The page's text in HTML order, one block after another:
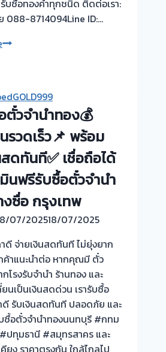
บซื้อทองคำทุกชนิด ติดต่อเรา:
088-8714094Line ID:…
ยินดี
ซื้อ
ตั๋ว
จำนำ
รับ
ซื้อ
ทอง
นอก
สถาน
ที่
วัน
นี้
ให้
บริการ
ลูกค้า
บางกรวย-
มหา
ตั๋วจำนำทอง💰
วดเร็ว📌 พร้อม
ดทันที✅ เชื่อถือได้
มินฟรีรับซื้อตั๋วจำนำ
ซื่อ กรุงเทพ
07/202518/07/2025
ดี จ่ายเงินสดทันที ไม่ยุ่งยาก
ค้าแนะนำต่อ หากคุณมี ตั๋ว
โรงรับจำนำ ร้านทอง และ
นเป็นเงินสดด่วน เรารับซื้อ
ดี รับเงินสดทันที ปลอดภัย และ
ซื้อตั๋วจำนำทองนนทบุรี #กทม
ทุมธานี #สมุทรสาคร และ